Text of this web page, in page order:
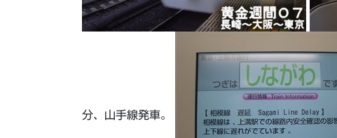
分、山手線発車。